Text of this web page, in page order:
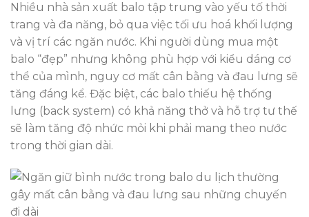
Nhiều nhà sản xuất balo tập trung vào yếu tố thời
trang và đa năng, bỏ qua việc tối ưu hoá khối lượng
và vị trí các ngăn nước. Khi người dùng mua một
balo “đẹp” nhưng không phù hợp với kiểu dáng cơ
thể của mình, nguy cơ mất cân bằng và đau lưng sẽ
tăng đáng kể. Đặc biệt, các balo thiếu hệ thống
lưng (back system) có khả năng thở và hỗ trợ tư thế
sẽ làm tăng độ nhức mỏi khi phải mang theo nước
trong thời gian dài.